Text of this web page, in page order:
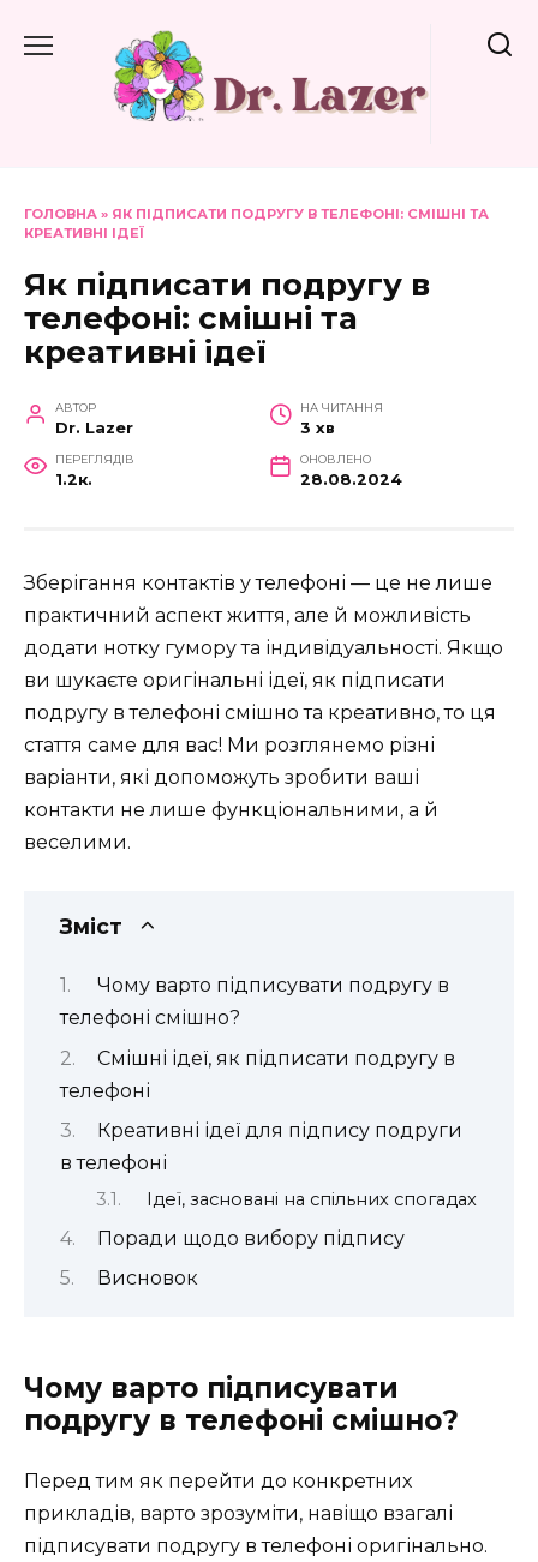
до
ГОЛОВНА » ЯК ПІДПИСАТИ ПОДРУГУ В ТЕЛЕФОНІ: СМІШНІ ТА
КРЕАТИВНІ ІДЕЇ
Як підписати подругу в
телефоні: смішні та
креативні ідеї
АВТОР
Dr. Lazer
НА ЧИТАННЯ
3 хв
ПЕРЕГЛЯДІВ
1.2к.
ОНОВЛЕНО
28.08.2024
Зберігання контактів у телефоні — це не лише
практичний аспект життя, але й можливість
додати нотку гумору та індивідуальності. Якщо
ви шукаєте оригінальні ідеї, як підписати
подругу в телефоні смішно та креативно, то ця
стаття саме для вас! Ми розглянемо різні
варіанти, які допоможуть зробити ваші
контакти не лише функціональними, а й
веселими.
Зміст
Чому варто підписувати подругу в
телефоні смішно?
Смішні ідеї, як підписати подругу в
телефоні
Креативні ідеї для підпису подруги
в телефоні
Ідеї, засновані на спільних спогадах
Поради щодо вибору підпису
Висновок
Чому варто підписувати
подругу в телефоні смішно?
Перед тим як перейти до конкретних
прикладів, варто зрозуміти, навіщо взагалі
підписувати подругу в телефоні оригінально.